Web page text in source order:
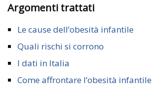
Argomenti trattati
Le cause dell’obesità infantile
Quali rischi si corrono
I dati in Italia
Come affrontare l’obesità infantile